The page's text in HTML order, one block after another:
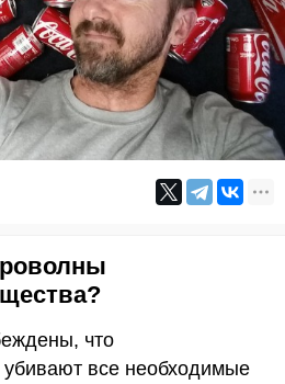
что
все необходимые